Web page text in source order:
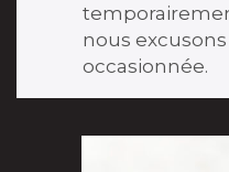
nous
occasionnée.